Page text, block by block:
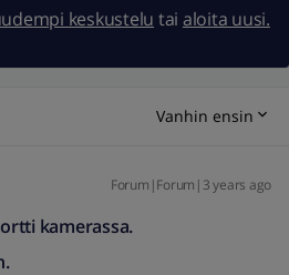
keskustelu tai aloita uusi.
Vanhin ensin
Forum|Forum|3 years ago
kamerassa.